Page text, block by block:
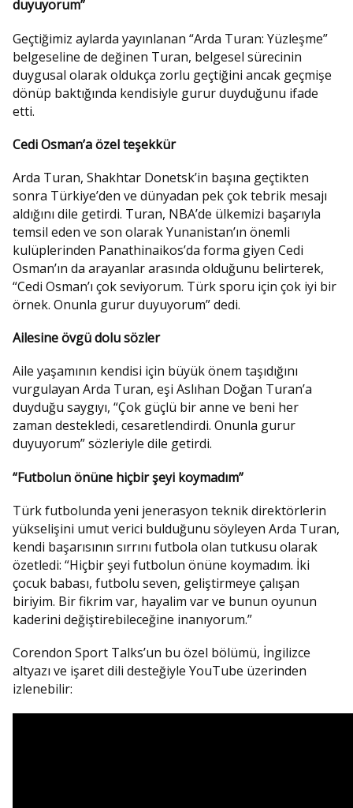
duyuyorum”
Geçtiğimiz aylarda yayınlanan “Arda Turan: Yüzleşme”
belgeseline de değinen Turan, belgesel sürecinin
duygusal olarak oldukça zorlu geçtiğini ancak geçmişe
dönüp baktığında kendisiyle gurur duyduğunu ifade
etti.
Cedi Osman’a özel teşekkür
Arda Turan, Shakhtar Donetsk’in başına geçtikten
sonra Türkiye’den ve dünyadan pek çok tebrik mesajı
aldığını dile getirdi. Turan, NBA’de ülkemizi başarıyla
temsil eden ve son olarak Yunanistan’ın önemli
kulüplerinden Panathinaikos’da forma giyen Cedi
Osman’ın da arayanlar arasında olduğunu belirterek,
“Cedi Osman’ı çok seviyorum. Türk sporu için çok iyi bir
örnek. Onunla gurur duyuyorum” dedi.
Ailesine övgü dolu sözler
Aile yaşamının kendisi için büyük önem taşıdığını
vurgulayan Arda Turan, eşi Aslıhan Doğan Turan’a
duyduğu saygıyı, “Çok güçlü bir anne ve beni her
zaman destekledi, cesaretlendirdi. Onunla gurur
duyuyorum” sözleriyle dile getirdi.
“Futbolun önüne hiçbir şeyi koymadım”
Türk futbolunda yeni jenerasyon teknik direktörlerin
yükselişini umut verici bulduğunu söyleyen Arda Turan,
kendi başarısının sırrını futbola olan tutkusu olarak
özetledi: “Hiçbir şeyi futbolun önüne koymadım. İki
çocuk babası, futbolu seven, geliştirmeye çalışan
biriyim. Bir fikrim var, hayalim var ve bunun oyunun
kaderini değiştirebileceğine inanıyorum.”
Corendon Sport Talks’un bu özel bölümü, İngilizce
altyazı ve işaret dili desteğiyle YouTube üzerinden
izlenebilir: